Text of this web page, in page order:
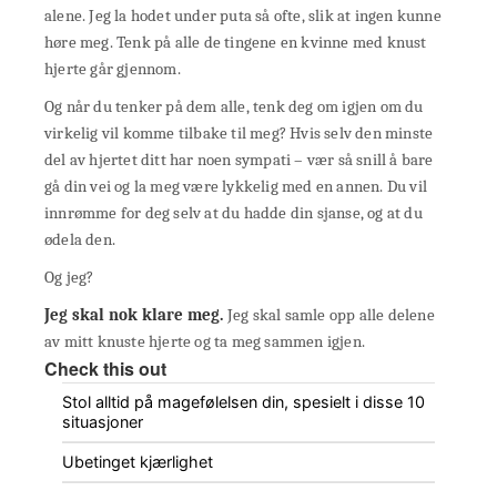
alene. Jeg la hodet under puta så ofte, slik at ingen kunne
høre meg. Tenk på alle de tingene en kvinne med knust
hjerte går gjennom.
Og når du tenker på dem alle, tenk deg om igjen om du
virkelig vil komme tilbake til meg? Hvis selv den minste
del av hjertet ditt har noen sympati – vær så snill å bare
gå din vei og la meg være lykkelig med en annen. Du vil
innrømme for deg selv at du hadde din sjanse, og at du
ødela den.
Og jeg?
Jeg skal nok klare meg. Jeg skal samle opp alle delene
av mitt knuste hjerte og ta meg sammen igjen.
Check this out
Stol alltid på magefølelsen din, spesielt i disse 10
situasjoner
Ubetinget kjærlighet